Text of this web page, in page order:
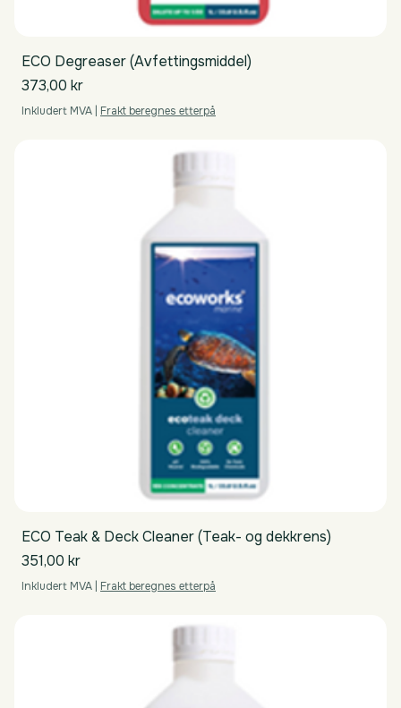
ECO Degreaser (Avfettingsmiddel)
Pris
373,00 kr
Inkludert MVA | Frakt beregnes etterpå
ECO Teak & Deck Cleaner (Teak- og dekkrens)
Pris
351,00 kr
Inkludert MVA | Frakt beregnes etterpå